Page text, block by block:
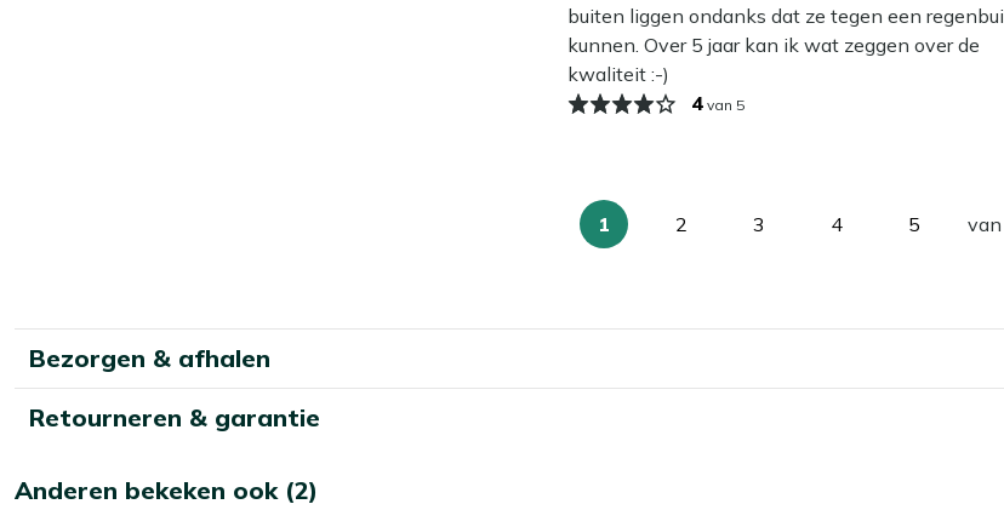
buiten liggen ondanks dat ze tegen een regenbui
kunnen. Over 5 jaar kan ik wat zeggen over de
kwaliteit :-)
4 van 5
U
pagina
1
Pagina
2
Pagina
3
Pagina
4
Pagina
5 van
Bezorgen & afhalen
Retourneren & garantie
Anderen bekeken ook (2)